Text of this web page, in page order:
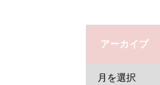
アーカイブ